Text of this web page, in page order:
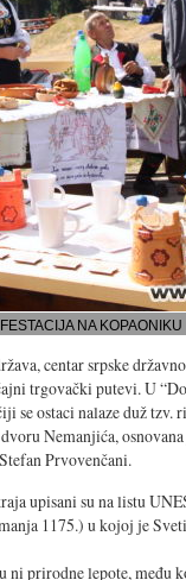
NA KOPAONIKU
centar srpske
trgovački putevi. U
se ostaci nalaze duž tzv.
Nemanjića,
Prvovenčani.
upisani su na listu
1175.) u kojoj je
ni prirodne lepote, među